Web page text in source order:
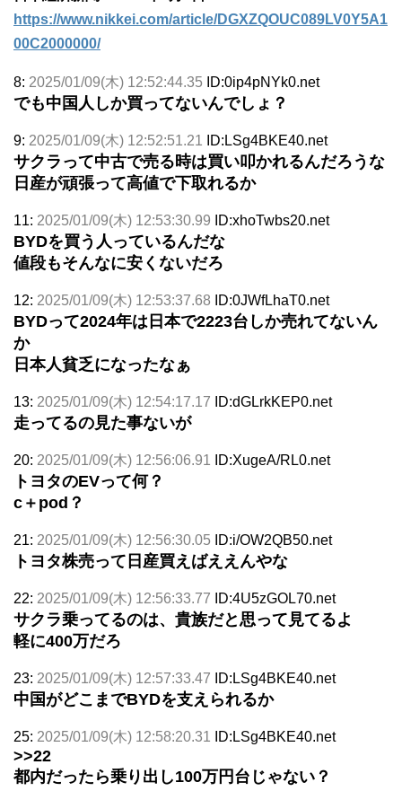
https://www.nikkei.com/article/DGXZQOUC089LV0Y5A1
00C2000000/
8: 2025/01/09(木) 12:52:44.35 ID:0ip4pNYk0.net
でも中国人しか買ってないんでしょ？
9: 2025/01/09(木) 12:52:51.21 ID:LSg4BKE40.net
サクラって中古で売る時は買い叩かれるんだろうな
日産が頑張って高値で下取れるか
11: 2025/01/09(木) 12:53:30.99 ID:xhoTwbs20.net
BYDを買う人っているんだな
値段もそんなに安くないだろ
12: 2025/01/09(木) 12:53:37.68 ID:0JWfLhaT0.net
BYDって2024年は日本で2223台しか売れてないん
か
日本人貧乏になったなぁ
13: 2025/01/09(木) 12:54:17.17 ID:dGLrkKEP0.net
走ってるの見た事ないが
20: 2025/01/09(木) 12:56:06.91 ID:XugeA/RL0.net
トヨタのEVって何？
c＋pod？
21: 2025/01/09(木) 12:56:30.05 ID:i/OW2QB50.net
トヨタ株売って日産買えばええんやな
22: 2025/01/09(木) 12:56:33.77 ID:4U5zGOL70.net
サクラ乗ってるのは、貴族だと思って見てるよ
軽に400万だろ
23: 2025/01/09(木) 12:57:33.47 ID:LSg4BKE40.net
中国がどこまでBYDを支えられるか
25: 2025/01/09(木) 12:58:20.31 ID:LSg4BKE40.net
>>22
都内だったら乗り出し100万円台じゃない？